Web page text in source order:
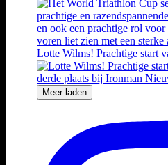
Lotte Wilms! Prachtige start
Meer laden